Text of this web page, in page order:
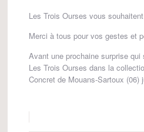
Les Trois Ourses vous
Merci à tous pour vos gestes et
Avant une prochaine surprise
Les Trois Ourses dans la
Concret de Mouans-Sartoux (06)